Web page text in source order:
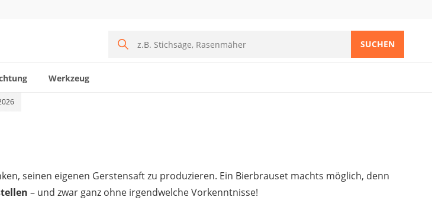
SUCHEN
Werkzeug
seinen eigenen Gerstensaft zu produzieren. Ein Bierbrauset machts möglich, denn
– und zwar ganz ohne irgendwelche Vorkenntnisse!